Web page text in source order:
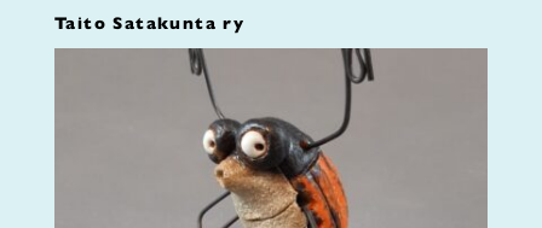
Taito Satakunta ry